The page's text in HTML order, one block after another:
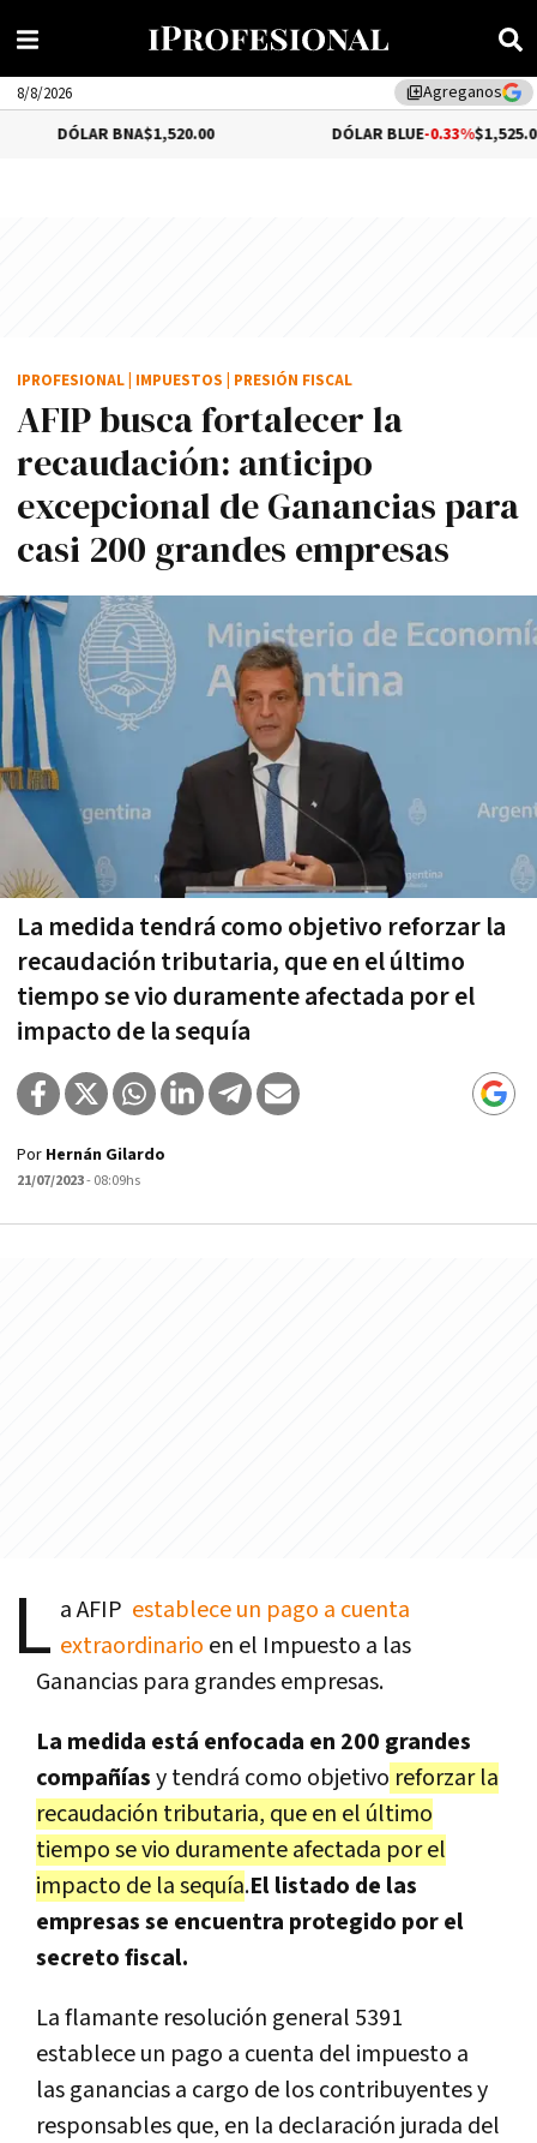
library_addAgreganos
8/8/2026
DÓLAR BNA$1,520.00 DÓLAR BLUE-0.33%$1,525.00
AFIP busca fortalecer la
recaudación: anticipo
excepcional de Ganancias para
casi 200 grandes empresas
La medida tendrá como objetivo reforzar la
recaudación tributaria, que en el último
tiempo se vio duramente afectada por el
impacto de la sequía
IPROFESIONAL IMPUESTOS PRESIÓN FISCAL
Por Hernán Gilardo
21/07/2023- 08:09hs
L a AFIP establece un pago a cuenta
extraordinario en el Impuesto a las
Ganancias para grandes empresas.
La medida está enfocada en 200 grandes
compañíasy tendrá como objetivo reforzar la
recaudación tributaria, que en el último
tiempo se vio duramente afectada por el
impacto de la sequía.El listado de las
empresas se encuentra protegido por el
secreto fiscal.
La flamante resolución general 5391
establece un pago a cuenta del impuesto a
las ganancias a cargo de los contribuyentes y
responsables que, en la declaración jurada del